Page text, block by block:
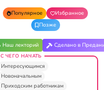
Популярное
Избранное
Позже
Наш лекторий Сделано в
С ЧЕГО НАЧАТЬ
Интересующимся
Новоначальным
Приходским работникам